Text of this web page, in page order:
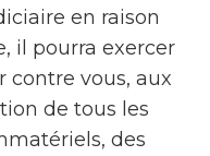
en raison
il pourra exercer
contre vous, aux
de tous les
des